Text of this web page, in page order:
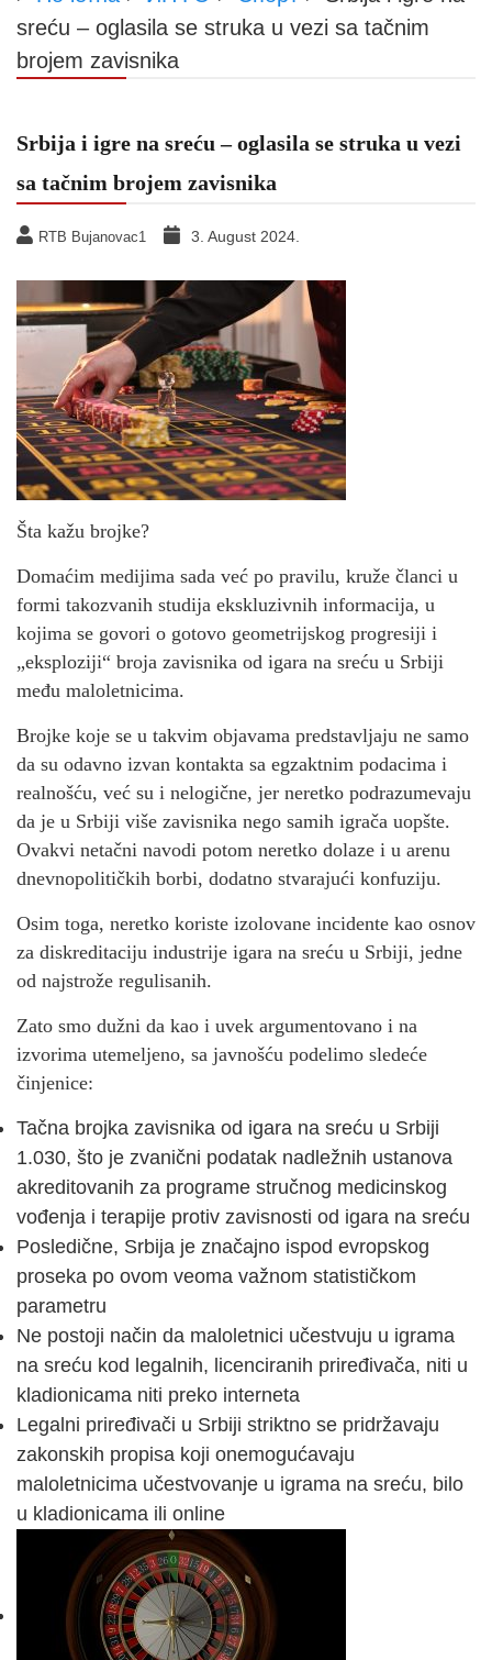
sreću – oglasila se struka u vezi sa tačnim
brojem zavisnika
Srbija i igre na sreću – oglasila se struka u vezi
sa tačnim brojem zavisnika
RTB Bujanovac1 3. August 2024.
Šta kažu brojke?
Domaćim medijima sada već po pravilu, kruže članci u
formi takozvanih studija ekskluzivnih informacija, u
kojima se govori o gotovo geometrijskog progresiji i
„eksploziji“ broja zavisnika od igara na sreću u Srbiji
među maloletnicima.
Brojke koje se u takvim objavama predstavljaju ne samo
da su odavno izvan kontakta sa egzaktnim podacima i
realnošću, već su i nelogične, jer neretko podrazumevaju
da je u Srbiji više zavisnika nego samih igrača uopšte.
Ovakvi netačni navodi potom neretko dolaze i u arenu
dnevnopolitičkih borbi, dodatno stvarajući konfuziju.
Osim toga, neretko koriste izolovane incidente kao osnov
za diskreditaciju industrije igara na sreću u Srbiji, jedne
od najstrože regulisanih.
Zato smo dužni da kao i uvek argumentovano i na
izvorima utemeljeno, sa javnošću podelimo sledeće
činjenice:
Tačna brojka zavisnika od igara na sreću u Srbiji
1.030, što je zvanični podatak nadležnih ustanova
akreditovanih za programe stručnog medicinskog
vođenja i terapije protiv zavisnosti od igara na sreću
Posledične, Srbija je značajno ispod evropskog
proseka po ovom veoma važnom statističkom
parametru
Ne postoji način da maloletnici učestvuju u igrama
na sreću kod legalnih, licenciranih priređivača, niti u
kladionicama niti preko interneta
Legalni priređivači u Srbiji striktno se pridržavaju
zakonskih propisa koji onemogućavaju
maloletnicima učestvovanje u igrama na sreću, bilo
u kladionicama ili online